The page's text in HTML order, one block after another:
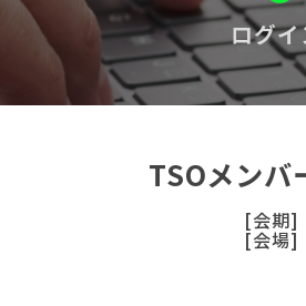
ログ
TSOメンバ
[会期]
[会場]